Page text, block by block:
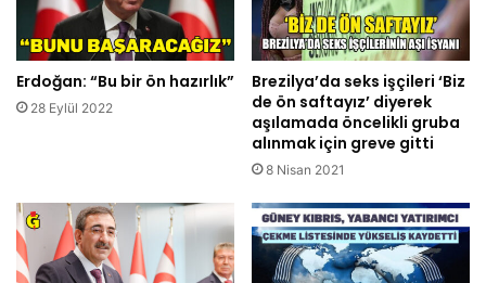
Erdoğan: “Bu bir ön hazırlık”
28 Eylül 2022
Brezilya’da seks işçileri ‘Biz
de ön saftayız’ diyerek
aşılamada öncelikli gruba
alınmak için greve gitti
8 Nisan 2021